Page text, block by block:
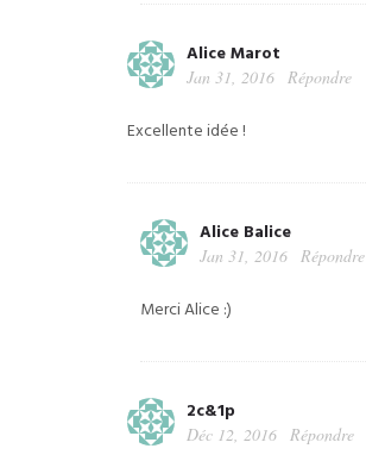
Alice Marot
Jan 31, 2016 Répondre
Excellente idée !
Alice Balice
Jan 31, 2016 Répondre
Merci Alice :)
2c&1p
Déc 12, 2016 Répondre